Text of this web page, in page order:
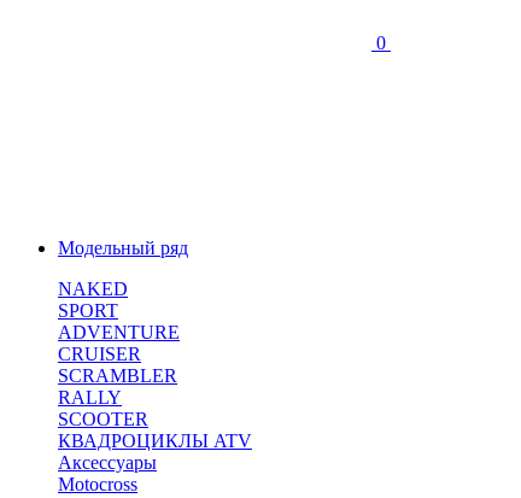
0
Модельный ряд
NAKED
SPORT
ADVENTURE
CRUISER
SCRAMBLER
RALLY
SCOOTER
КВАДРОЦИКЛЫ ATV
Аксессуары
Motocross